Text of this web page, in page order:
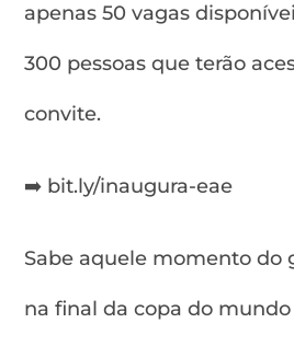
apenas 50 vagas
300 pessoas que terão
convite.
➡️ bit.ly/inaugura-eae
Sabe aquele momento do
na final da copa do mundo